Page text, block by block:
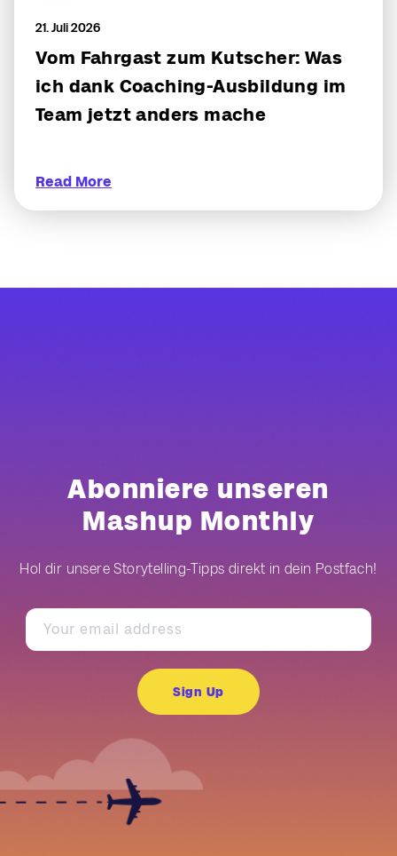
21. Juli 2026
Vom Fahrgast zum Kutscher: Was
ich dank Coaching-Ausbildung im
Team jetzt anders mache
Read More
Abonniere unseren
Mashup Monthly
Hol dir unsere Storytelling-Tipps direkt in dein Postfach!